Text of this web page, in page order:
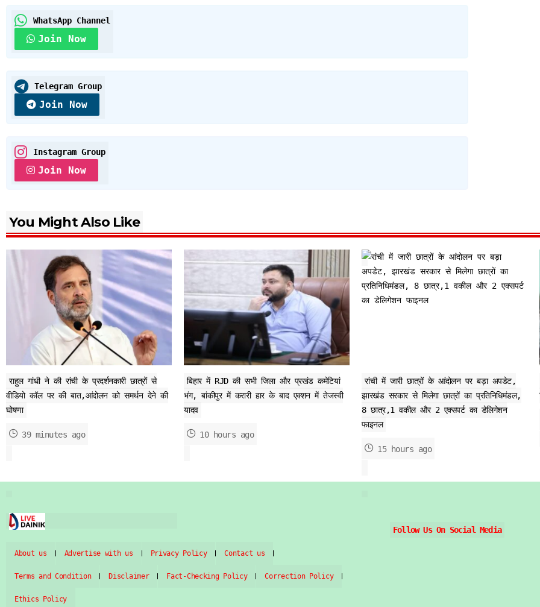
WhatsApp Channel
Join Now
Telegram Group
Join Now
Instagram Group
Join Now
You Might Also Like
राहुल गांधी ने की रांची के प्रदर्शनकारी छात्रों से
वीडियो कॉल पर की बात,आंदोलन को समर्थन देने की
घोषणा
39 minutes ago
बिहार में RJD की सभी जिला और प्रखंड कमेटियां
भंग, बांकीपुर में करारी हार के बाद एक्शन में तेजस्वी
यादव
10 hours ago
रांची में जारी छात्रों के आंदोलन पर बड़ा अपडेट,
झारखंड सरकार से मिलेगा छात्रों का प्रतिनिधिमंडल,
8 छात्र,1 वकील और 2 एक्सपर्ट का डेलिगेशन
फाइनल
15 hours ago
About us Advertise with us Privacy Policy Contact us
Terms and Condition Disclaimer Fact-Checking Policy Correction Policy
Ethics Policy
Follow Us On Social Media